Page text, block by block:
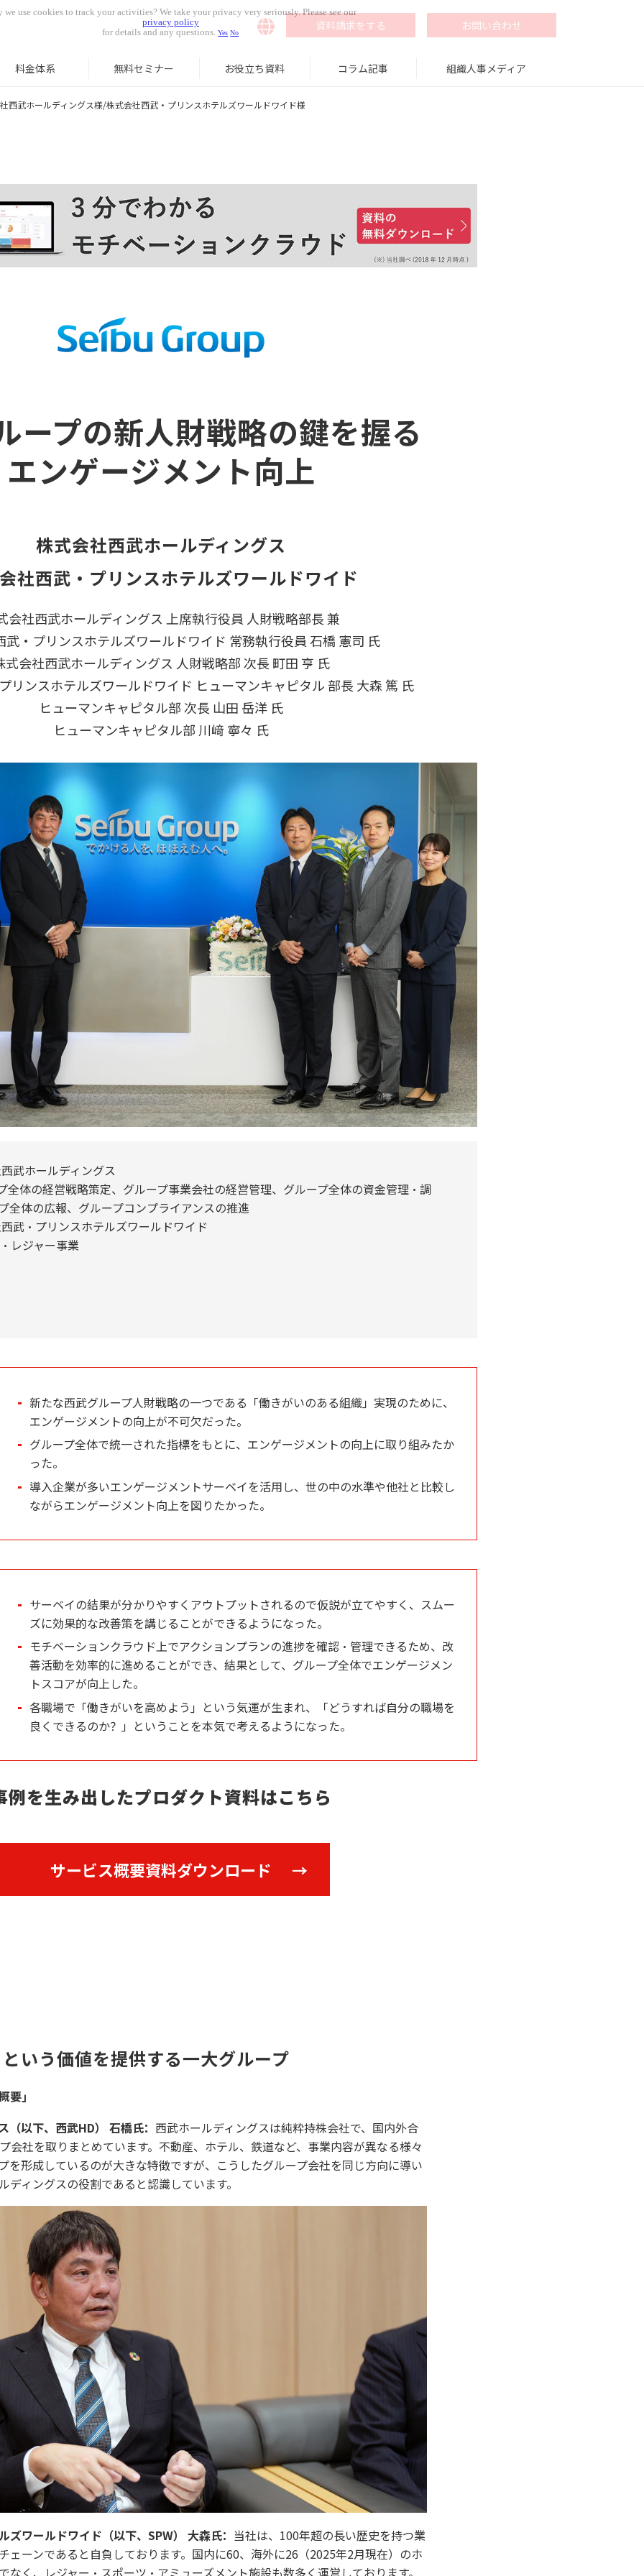
資料請求をする お問い合わせ
料金体系 無料セミナー お役立ち資料 コラム記事 組織人事メディア
西武ホールディングス様/株式会社西武・プリンスホテルズワールドワイド様
ープの新人財戦略の鍵を握る
エンゲージメント向上
株式会社西武ホールディングス
社西武・プリンスホテルズワールドワイド
会社西武ホールディングス 上席執行役員 人財戦略部長 兼
武・プリンスホテルズワールドワイド 常務執行役員 石橋 憲司 氏
式会社西武ホールディングス 人財戦略部 次長 町田 亨 氏
リンスホテルズワールドワイド ヒューマンキャピタル 部長 大森 篤 氏
ヒューマンキャピタル部 次長 山田 岳洋 氏
ヒューマンキャピタル部 川﨑 寧々 氏
武ホールディングス
体の経営戦略策定、グループ事業会社の経営管理、グループ全体の資金管理・調
全体の広報、グループコンプライアンスの推進
武・プリンスホテルズワールドワイド
ジャー事業
新たな西武グループ人財戦略の一つである「働きがいのある組織」実現のために、
エンゲージメントの向上が不可欠だった。
グループ全体で統一された指標をもとに、エンゲージメントの向上に取り組みたか
った。
導入企業が多いエンゲージメントサーベイを活用し、世の中の水準や他社と比較し
ながらエンゲージメント向上を図りたかった。
サーベイの結果が分かりやすくアウトプットされるので仮説が立てやすく、スムー
ズに効果的な改善策を講じることができるようになった。
モチベーションクラウド上でアクションプランの進捗を確認・管理できるため、改
善活動を効率的に進めることができ、結果として、グループ全体でエンゲージメン
トスコアが向上した。
各職場で「働きがいを高めよう」という気運が生まれ、「どうすれば自分の職場を
良くできるのか？」ということを本気で考えるようになった。
例を生み出したプロダクト資料はこちら
サービス概要資料ダウンロード
いう価値を提供する一大グループ
要」
（以下、西武HD） 石橋氏： 西武ホールディングスは純粋持株会社で、国内外合
会社を取りまとめています。不動産、ホテル、鉄道など、事業内容が異なる様々
を形成しているのが大きな特徴ですが、こうしたグループ会社を同じ方向に導い
ディングスの役割であると認識しています。
ズワールドワイド（以下、SPW） 大森氏： 当社は、100年超の長い歴史を持つ業
ェーンであると自負しております。国内に60、海外に26（2025年2月現在）のホ
なく、レジャー・スポーツ・アミューズメント施設も数多く運営しております。
we use cookies to track your activities? We take your privacy very seriously. Please see our
privacy policy
for details and any questions.Yes No